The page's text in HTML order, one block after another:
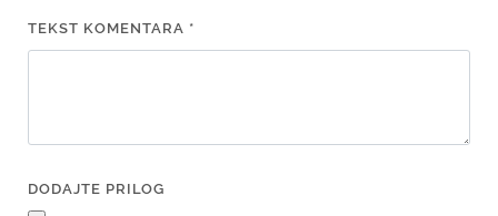
TEKST KOMENTARA *
DODAJTE PRILOG